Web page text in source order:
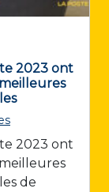
2023 ont
2023 ont
de